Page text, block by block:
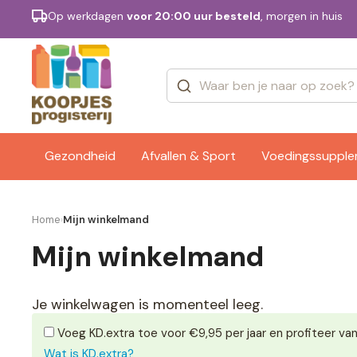
Op werkdagen voor 20:00 uur besteld, morgen in huis
Gezondheid Afvallen & Sport
Merken
Home›Mijn winkelmand
Mijn winkelmand
Je winkelwagen is momenteel leeg.
Voeg KD.extra toe voor €9,95 per jaar en profiteer
Wat is KD.extra?